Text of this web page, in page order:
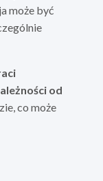
może być
od
co może